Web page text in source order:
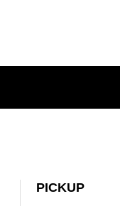
PICKUP